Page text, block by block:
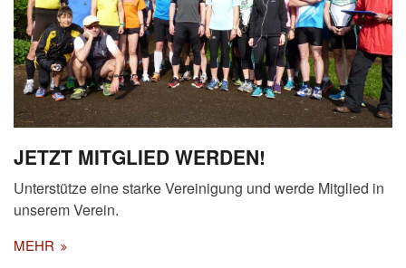
JETZT MITGLIED WERDEN!
Unterstütze eine starke Vereinigung und werde Mitglied in
unserem Verein.
MEHR